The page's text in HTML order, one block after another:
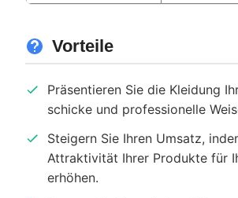
Vorteile
Präsentieren Sie die Kleidung
schicke und professionelle
Steigern Sie Ihren Umsatz,
Attraktivität Ihrer Produkte für
erhöhen.